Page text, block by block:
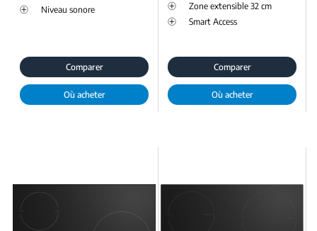
Niveau sonore
Comparer
Où acheter
Zone extensible 32 cm
Smart Access
Comparer
Où acheter